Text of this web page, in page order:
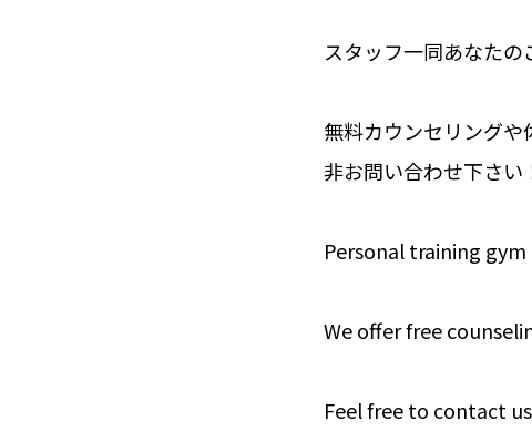
スタッフ一同あなたの
無料カウンセリング
非お問い合わせ下さい
Personal training
We offer free
Feel free to contact